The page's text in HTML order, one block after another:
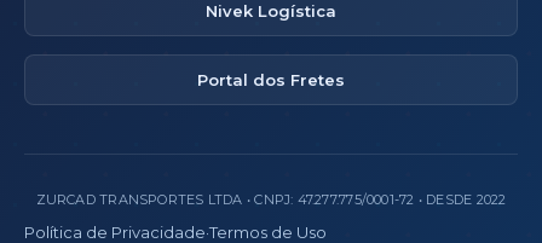
Nivek Logística
Portal dos Fretes
ZURCAD TRANSPORTES LTDA • CNPJ: 47.277.775/0001-72 • DESDE 2022
Política de Privacidade·Termos de Uso